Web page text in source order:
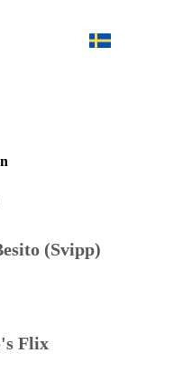
(Svipp)
Flix